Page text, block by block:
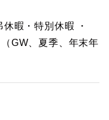
暇・特別休暇 ・
GW、夏季、年末年